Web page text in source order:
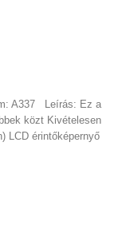
A337 Leírás: Ez a
közt Kivételesen
LCD érintőképernyő